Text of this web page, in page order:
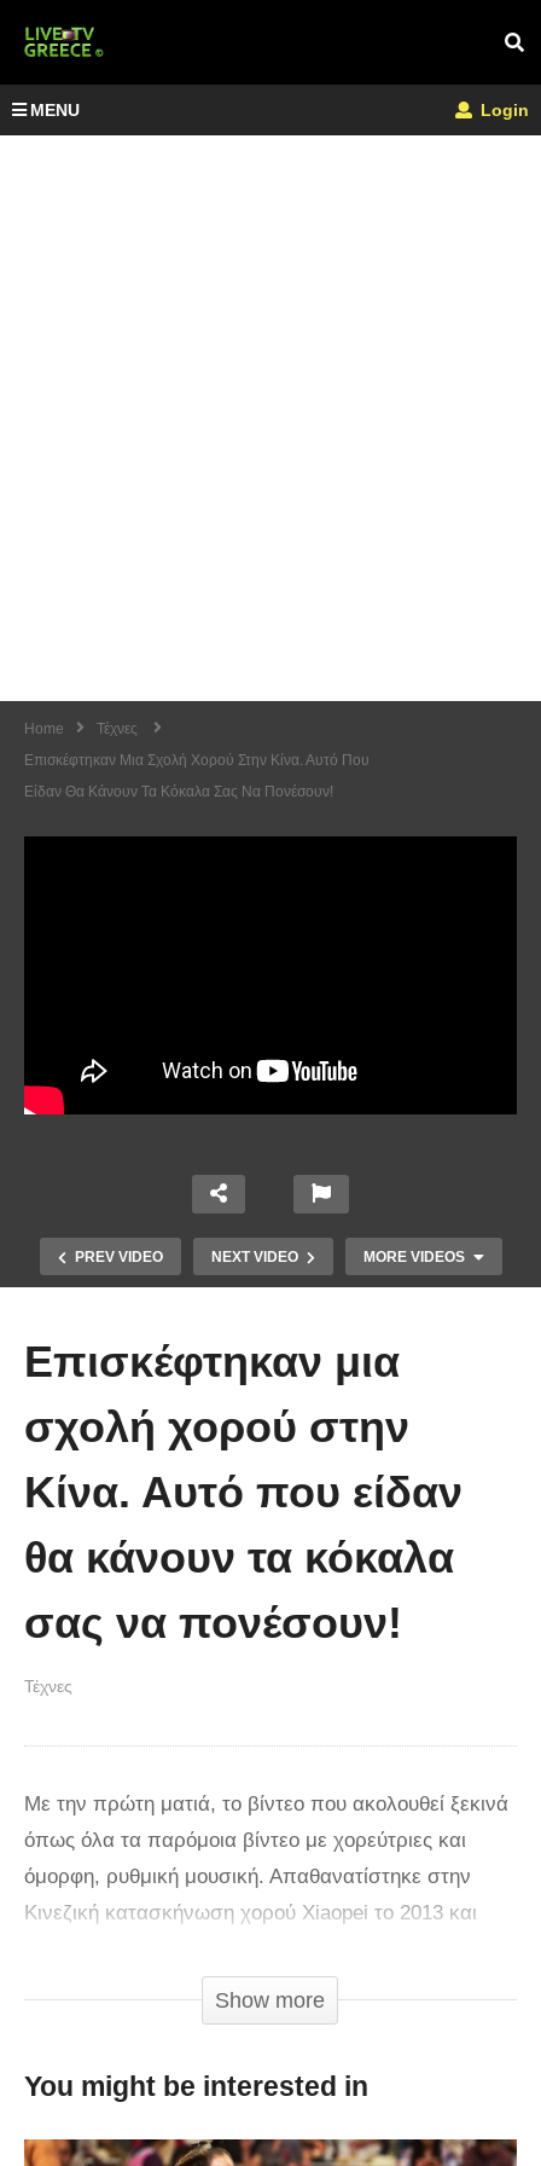
MENU Login
Home
Τέχνες
Επισκέφτηκαν Μια Σχολή Χορού Στην Κίνα. Αυτό Που
Είδαν Θα Κάνουν Τα Κόκαλα Σας Να Πονέσουν!
PREV VIDEO NEXT VIDEO MORE VIDEOS
(video)
Επισκέφτηκαν μια
σχολή χορού στην
Κίνα. Αυτό που είδαν
θα κάνουν τα κόκαλα
σας να πονέσουν!
Τέχνες
Με την πρώτη ματιά, το βίντεο που ακολουθεί ξεκινά
όπως όλα τα παρόμοια βίντεο με χορεύτριες και
όμορφη, ρυθμική μουσική. Απαθανατίστηκε στην
Κινεζική κατασκήνωση χορού Xiaopei το 2013 και
γαλάζια κορμάκια να χορεύουν ρυθμικά και να
δίνουν τον καλύτερό τους εαυτό ως νέες και
αξιολάτρευτες και φαίνεται πως έχουν ένα λαμπρό
Show more
You might be interested in